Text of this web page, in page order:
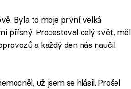
Byla to moje první velká
přísný. Procestoval celý svět, měl
a každý den nás naučil
už jsem se hlásil. Prošel